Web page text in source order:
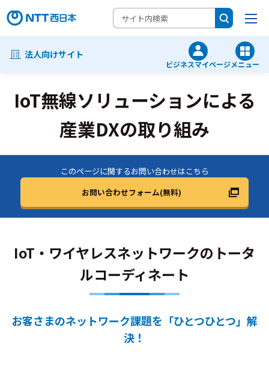
法人向けサイト
ビジネスマイページメニュー
IoT無線ソリューションによる
産業DXの取り組み
このページに関するお問い合わせはこちら
お問い合わせフォーム(無料)
IoT・ワイヤレスネットワークのトータ
ルコーディネート
お客さまのネットワーク課題を「ひとつひとつ」解
決！